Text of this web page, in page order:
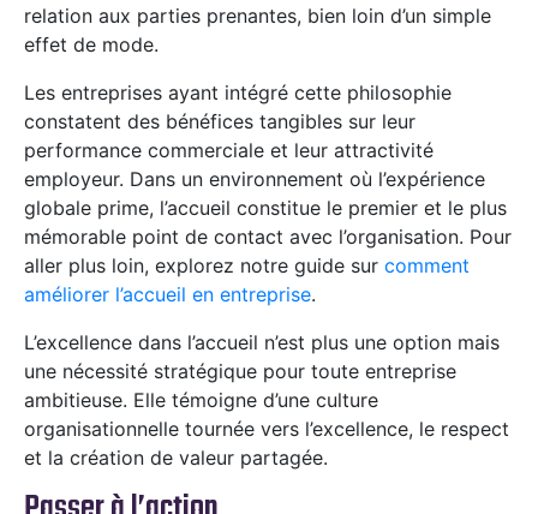
relation aux parties prenantes, bien loin d’un simple
effet de mode.
Les entreprises ayant intégré cette philosophie
constatent des bénéfices tangibles sur leur
performance commerciale et leur attractivité
employeur. Dans un environnement où l’expérience
globale prime, l’accueil constitue le premier et le plus
mémorable point de contact avec l’organisation. Pour
aller plus loin, explorez notre guide sur comment
améliorer l’accueil en entreprise.
L’excellence dans l’accueil n’est plus une option mais
une nécessité stratégique pour toute entreprise
ambitieuse. Elle témoigne d’une culture
organisationnelle tournée vers l’excellence, le respect
et la création de valeur partagée.